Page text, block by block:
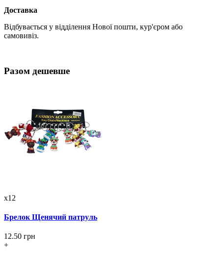
Доставка
Відбувається у відділення Нової пошти, кур'єром або
самовивіз.
Разом дешевше
x12
Брелок Щенячий патруль
12.50 грн
+